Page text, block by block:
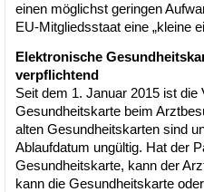
einen möglichst geringen
EU-Mitgliedsstaat eine „kleine
Elektronische
verpflichtend
Seit dem 1. Januar 2015 ist
Gesundheitskarte beim
alten Gesundheitskarten sind
Ablaufdatum ungültig. Hat der
Gesundheitskarte, kann der
kann die Gesundheitskarte